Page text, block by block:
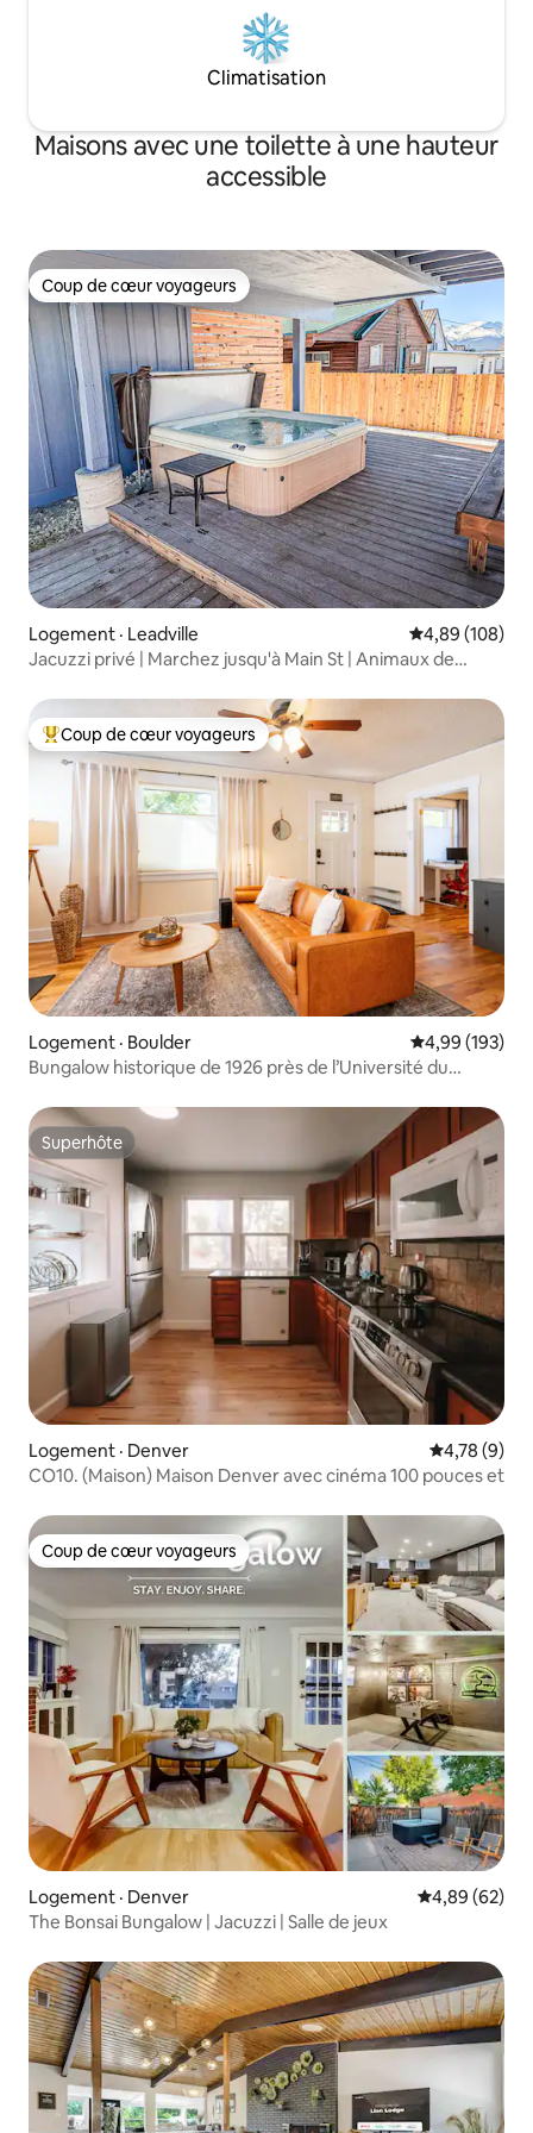
Climatisation
Maisons avec une toilette à une hauteur
accessible
Coup de cœur voyageurs
Coup de cœur voyageurs
Logement · Leadville Note
4,89 (108)
Jacuzzi privé | Marchez jusqu'à Main St | Animaux de
Coup de cœur voyageurs parmi les plus aimés
Coup de cœur voyageurs
Logement · Boulder Note
4,99 (193)
Bungalow historique de 1926 près de l’Université du
Superhôte
Superhôte
Logement · Denver Note
4,78 (9)
CO10. (Maison) Maison Denver avec cinéma 100 pouces et
Coup de cœur voyageurs
Coup de cœur voyageurs
Logement · Denver Note
4,89 (62)
The Bonsai Bungalow | Jacuzzi | Salle de jeux